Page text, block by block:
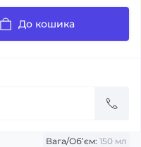
Вага/Об’єм: 150 мл
До кошика